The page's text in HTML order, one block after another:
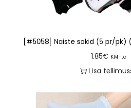
[#5058] Naiste sokid (5 pr/pk)
1.85€ KM-ta
Lisa